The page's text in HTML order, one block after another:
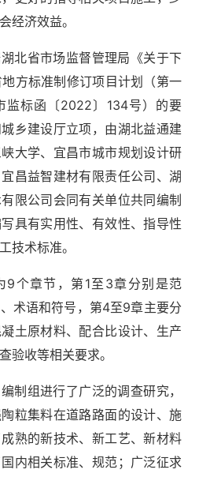
经济效益。
北省市场监督管理局《关于下
方标准制修订项目计划（第一
监标函〔2022〕134号）的要
乡建设厅立项，由湖北益通建
大学、宜昌市城市规划设计研
昌益智建材有限责任公司、湖
限公司会同有关单位共同编制
具有实用性、有效性、指导性
技术标准。
9个章节，第1至3章分别是范
术语和符号，第4至9章主要分
土原材料、配合比设计、生产
验收等相关要求。
制组进行了广泛的调查研究，
粒集料在道路路面的设计、施
熟的新技术、新工艺、新材料
内相关标准、规范；广泛征求